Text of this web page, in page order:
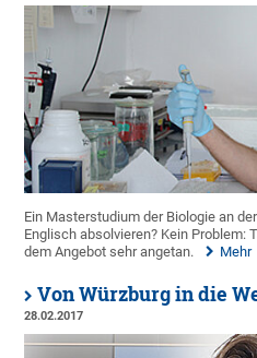
Ein Masterstudium der Biologie an
Englisch absolvieren? Kein Problem:
dem Angebot sehr angetan.
Mehr
Von Würzburg in die
28.02.2017